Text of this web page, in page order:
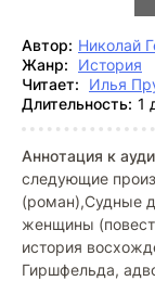
Автор: Николай
Жанр:
История
Читает:
Илья
Длительность: 1
Аннотация к
следующие
(роман),Судные
женщины
история
Гиршфельда,